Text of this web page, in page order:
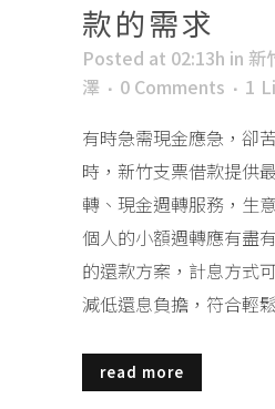
款的需求
Posted at 02:13h in 新
澤
0 Comments 1
有時急需現金應急，卻
時，新竹支票借款提供
轉、現金週轉服務，生
個人的小額週轉應有盡
的還款方案，計息方式
減低還息負擔，符合輕
read more